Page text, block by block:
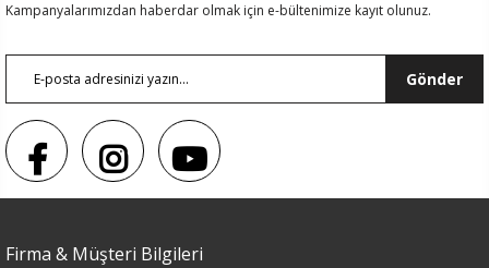
Kampanyalarımızdan haberdar olmak için e-bültenimize kayıt olunuz.
Gönder
Firma & Müşteri Bilgileri